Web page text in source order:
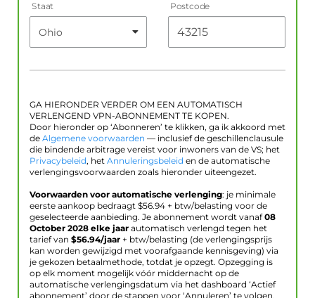
Staat Postcode
GA HIERONDER VERDER OM EEN AUTOMATISCH
VERLENGEND VPN-ABONNEMENT TE KOPEN.
Door hieronder op ‘Abonneren’ te klikken, ga ik akkoord met
de Algemene voorwaarden — inclusief de geschillenclausule
die bindende arbitrage vereist voor inwoners van de VS; het
Privacybeleid, het Annuleringsbeleid en de automatische
verlengingsvoorwaarden zoals hieronder uiteengezet.
Voorwaarden voor automatische verlenging: je minimale
eerste aankoop bedraagt $56.94 + btw/belasting voor de
geselecteerde aanbieding. Je abonnement wordt vanaf08
October 2028 elke jaar automatisch verlengd tegen het
tarief van $56.94/jaar + btw/belasting (de verlengingsprijs
kan worden gewijzigd met voorafgaande kennisgeving) via
je gekozen betaalmethode, totdat je opzegt. Opzegging is
op elk moment mogelijk vóór middernacht op de
automatische verlengingsdatum via het dashboard ‘Actief
abonnement’ door de stappen voor ‘Annuleren’ te volgen.